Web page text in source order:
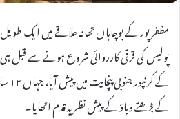
مظفرپور کے بوچاہاں تھانہ علاقے میں ایک
پولیس کی قرقی کارروائی شروع ہونے سے قبل ہی
کے
کے بڑھتے دباؤ کے پیش نظر یہ قدم اٹھایا۔